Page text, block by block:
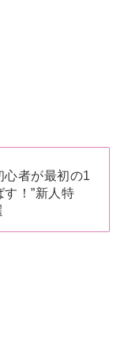
心者が最初の1
す！”新人特